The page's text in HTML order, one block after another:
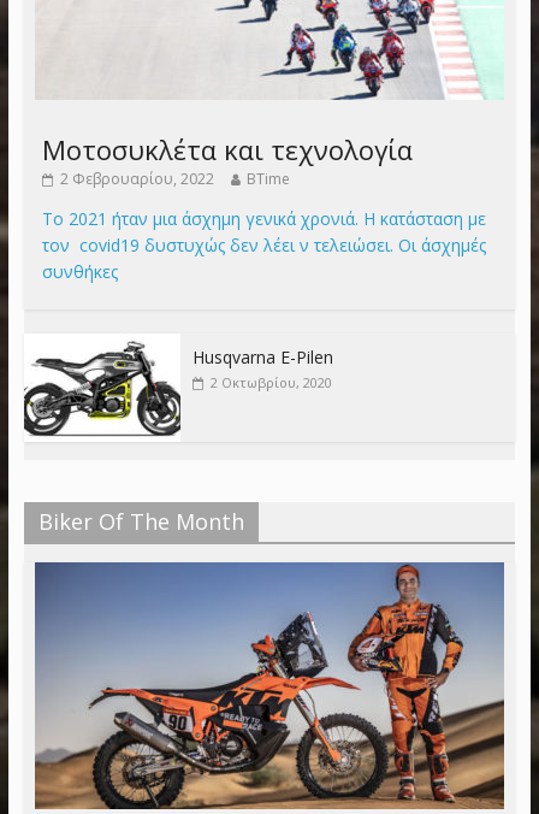
Μοτοσυκλέτα και τεχνολογία
2 Φεβρουαρίου, 2022 BTime
Το 2021 ήταν μια άσχημη γενικά χρονιά. Η κατάσταση με
τον covid19 δυστυχώς δεν λέει ν τελειώσει. Οι άσχημές
συνθήκες
Husqvarna E-Pilen
2 Οκτωβρίου, 2020
Biker Of The Month